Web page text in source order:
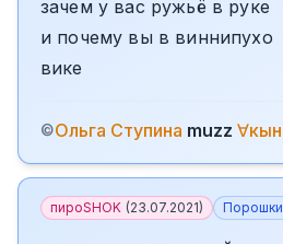
зачем у вас ружьё в руке
и почему вы в виннипухо
вике
©Ольга Ступина muzz ∀кын
пироSHOK (23.07.2021) Порошки